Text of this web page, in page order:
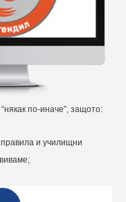
по-иначе”, защото:
и училищни